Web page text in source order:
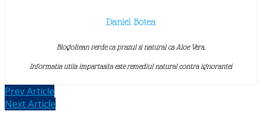
Daniel Botea
Blogoltean verde ca prazul si natural ca Aloe Vera.
Informatia utila impartasita este remediul natural contra ignorantei
Prev Article
Next Article